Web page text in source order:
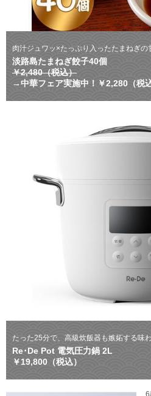
肉汁ジュワッ×たっぷり入ったたまねぎの
淡路島たまねぎ餃子40個
￥2,480（税込）
→中華フェア実施中！￥2,280（税込
たった25分で、高級炊飯器も嫉妬する味わ
Re･De Pot 電気圧力鍋 2L
￥19,800（税込）
6